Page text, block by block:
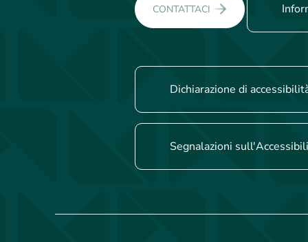
CONTATTACI
Dichiarazione di
Segnalazioni